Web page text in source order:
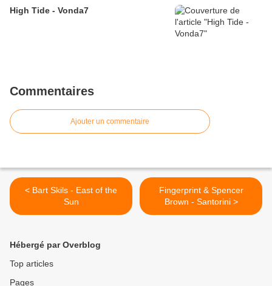
High Tide - Vonda7
Commentaires
Ajouter un commentaire
< Bart Skils - East of the
Sun
Fingerprint & Spencer
Brown - Santorini >
Hébergé par Overblog
Top articles
Pages